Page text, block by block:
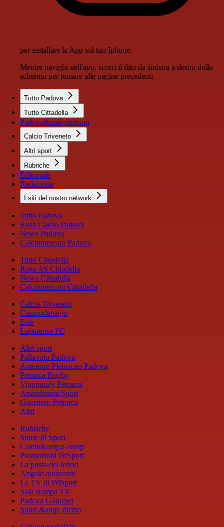
per installare la App sul tuo Iphone.
Mentre navighi nell'app, scorri il dito da sinistra a destra dello
schermo per tornare alle pagine precedenti
Tutto Padova
Tutto Cittadella
Padova&amp;dintorni
Calcio Triveneto
Altri sport
Rubriche
Editoriale
Redazione
I siti del nostro network
Tutto Padova
Rosa Calcio Padova
News Padova
Calciomercato Padova
Tutto Cittadella
Rosa AS Cittadella
News Cittadella
Calciomercato Cittadella
Calcio Triveneto
Campodarsego
Este
Luparense FC
Altri sport
Pallavolo Padova
Antenore Plebiscito Padova
Petrarca Rugby
Vinumitaly Petrarca
Assindustria Sport
Guerriero Petrarca
Altri
Rubriche
Storie di Sport
Calcio&amp;Gossip
Promozioni PdSport
La posta dei lettori
Angolo amarcord
La TV di PdSport
Sala stampa TV
Padova Gourmet
Sport &amp; diritto